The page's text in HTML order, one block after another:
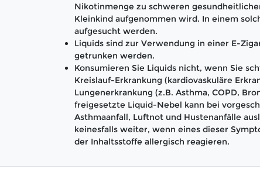
Nikotinmenge zu schweren
Kleinkind aufgenommen wird. In einem
aufgesucht werden.
Liquids sind zur Verwendung in einer E-
getrunken werden.
Konsumieren Sie Liquids nicht, wenn Sie
Kreislauf-Erkrankung (kardiovaskuläre
Lungenerkrankung (z.B. Asthma, COPD,
freigesetzte Liquid-Nebel kann bei
Asthmaanfall, Luftnot und Hustenanfälle
keinesfalls weiter, wenn eines dieser
der Inhaltsstoffe allergisch reagieren.